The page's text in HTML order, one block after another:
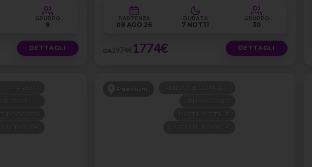
GRUPPO
8
DETTAGLI
PARTENZA
08 AGO 26
DURATA
7 NOTTI
GRUPPO
30
DA1974€1774€ DETTAGLI
Paestum